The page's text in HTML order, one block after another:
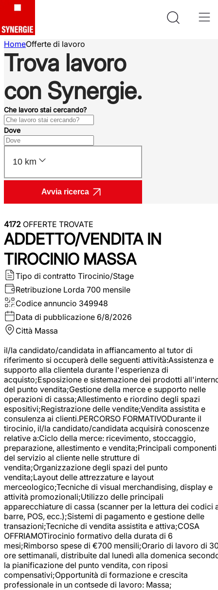
HomeOfferte di lavoro
Trova lavoro
con Synergie.
Che lavoro stai cercando?
Dove
10 km
Avvia ricerca
4172 OFFERTE TROVATE
ADDETTO/VENDITA IN
TIROCINIO MASSA
Tipo di contratto Tirocinio/Stage
Retribuzione Lorda 700 mensile
Codice annuncio 349948
Data di pubblicazione 6/8/2026
Città Massa
il/la candidato/candidata in affiancamento al tutor di
riferimento si occuperà delle seguenti attività:Assistenza e
supporto alla clientela durante l'esperienza di
acquisto;Esposizione e sistemazione dei prodotti
del punto vendita;Gestione della merce e supporto nelle
operazioni di cassa;Allestimento e riordino degli spazi
espositivi;Registrazione delle vendite;Vendita assistita e
consulenza ai clienti.PERCORSO FORMATIVODurante il
tirocinio, il/la candidato/candidata acquisirà conoscenze
relative a:Ciclo della merce: ricevimento, stoccaggio,
preparazione, allestimento e vendita;Principali componenti
del servizio al cliente nelle strutture di
vendita;Organizzazione degli spazi del punto
vendita;Layout delle attrezzature e layout
merceologico;Tecniche di visual merchandising, display e
attività promozionali;Utilizzo delle principali
apparecchiature di cassa (scanner per la lettura dei codici
barre, POS, ecc.);Sistemi di pagamento e gestione delle
transazioni;Tecniche di vendita assistita e attiva;COSA
OFFRIAMOTirocinio formativo della durata di 6
mesi;Rimborso spese di €700 mensili;Orario di lavoro di
ore settimanali, distribuite dal lunedì alla domenica
la pianificazione del punto vendita, con riposi
compensativi;Opportunità di formazione e crescita
professionale in un contsede di lavoro: Massa;